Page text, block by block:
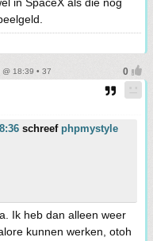
18:39 • 37
schreef phpmystyle
Ik heb dan alleen weer
kunnen werken, otoh